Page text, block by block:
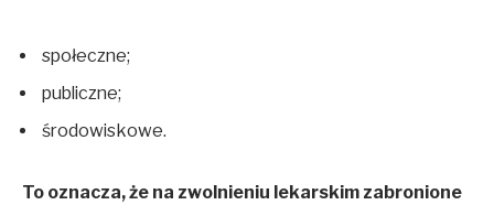
społeczne;
publiczne;
środowiskowe.
To oznacza, że na zwolnieniu lekarskim zabronione